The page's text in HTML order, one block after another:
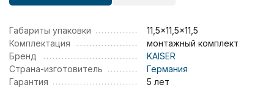
Габариты упаковки
11,5x11,5x11,5
Комплектация
монтажный комплект
Бренд
KAISER
Страна-изготовитель
Германия
Гарантия
5 лет